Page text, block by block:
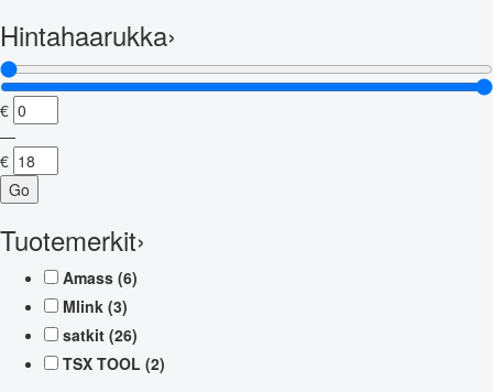
Hintahaarukka›
€
—
€
Go
Tuotemerkit›
Amass (6)
Mlink (3)
satkit (26)
TSX TOOL (2)